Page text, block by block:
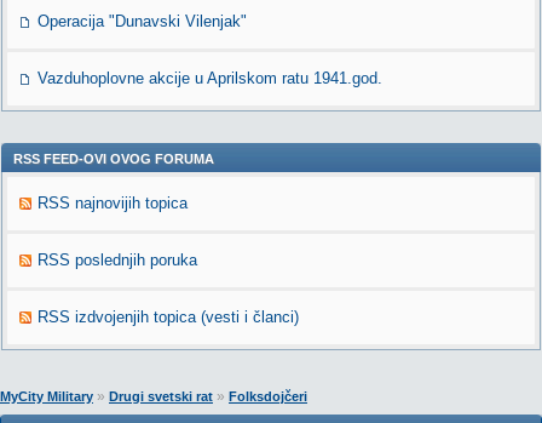
Operacija "Dunavski Vilenjak"
Vazduhoplovne akcije u Aprilskom ratu 1941.god.
RSS FEED-OVI OVOG FORUMA
RSS najnovijih topica
RSS poslednjih poruka
RSS izdvojenjih topica (vesti i članci)
MyCity Military » Drugi svetski rat » Folksdojčeri